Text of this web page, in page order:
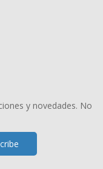
y novedades. No